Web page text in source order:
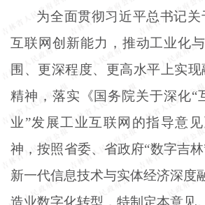
为全面贯彻习近平总书记关
互联网创新能力，推动工业化
围、更深程度、更高水平上实
精神，落实《国务院关于深化“
业”发展工业互联网的指导意
神，按照省委、省政府“数字吉
新一代信息技术与实体经济深度
造业数字化转型，特制定本意见。